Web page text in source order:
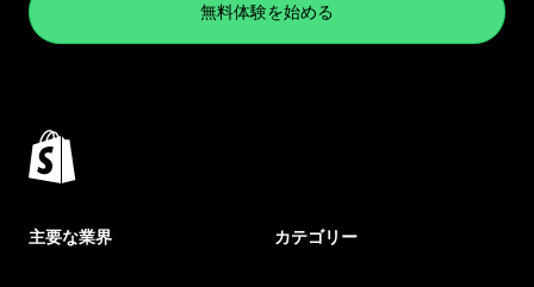
無料体験を始める
主要な業界 カテゴリー